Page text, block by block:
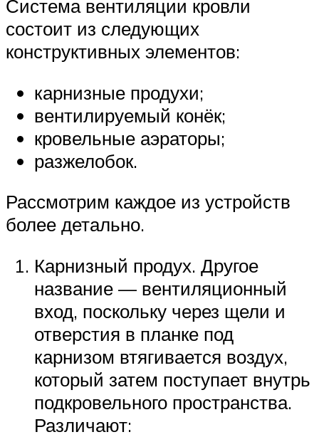
Система вентиляции кровли
состоит из следующих
конструктивных элементов:
карнизные продухи;
вентилируемый конёк;
кровельные аэраторы;
разжелобок.
Рассмотрим каждое из устройств
более детально.
Карнизный продух. Другое
название — вентиляционный
вход, поскольку через щели и
отверстия в планке под
карнизом втягивается воздух,
который затем поступает внутрь
подкровельного пространства.
Различают: